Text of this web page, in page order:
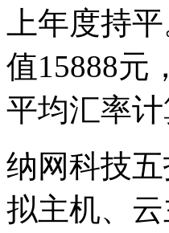
上年度持
值15888元
平均汇率
纳网科技
拟主机、